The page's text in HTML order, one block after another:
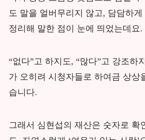
도 말을 얼버무리지 않고, 담담하
정리해 말한 점이 눈에 띄었는데요.
“없다”고 하지도, “많다”고 강조하
가 오히려 시청자들로 하여금 상상
습니다.
그래서 심현섭의 재산은 숫자로 확